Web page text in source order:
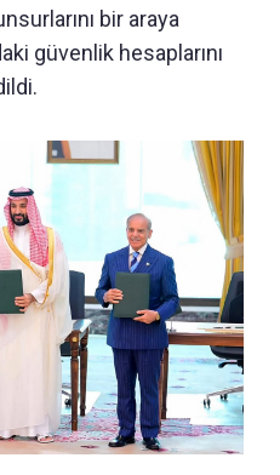
bir araya
güvenlik hesaplarını